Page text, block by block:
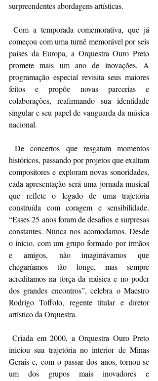
surpreendentes abordagens artísticas.
começou com uma turnê memorável por seis
países da Europa, a Orquestra Ouro Preto
promete mais um ano de inovações. A
programação especial revisita seus maiores
feitos e propõe novas parcerias e
colaborações, reafirmando sua identidade
singular e seu papel de vanguarda da música
nacional.
De concertos que resgatam momentos
históricos, passando por projetos que exaltam
compositores e exploram novas sonoridades,
cada apresentação será uma jornada musical
que reflete o legado de uma trajetória
construída com coragem e sensibilidade.
“Esses 25 anos foram de desafios e surpresas
constantes. Nunca nos acomodamos. Desde
o início, com um grupo formado por irmãos
e amigos, não imaginávamos que
chegaríamos tão longe, mas sempre
acreditamos na força da música e no poder
dos grandes encontros”, celebra o Maestro
Rodrigo Toffolo, regente titular e diretor
artístico da Orquestra.
Criada em 2000, a Orquestra Ouro Preto
iniciou sua trajetória no interior de Minas
Gerais e, com o passar dos anos, tornou-se
um dos grupos mais inovadores e